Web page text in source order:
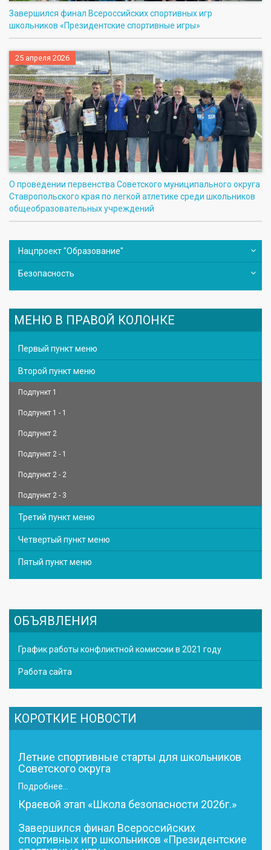
Завершился финал Всероссийских спортивных игр
школьников «Президентские спортивные игры»
25 апреля 2026
О проведении первенства Советского муниципального округа
Ставропольского края по легкой атлетике среди школьников
общеобразовательных учреждений
Нацпроект "Образование"
Безопасность
МЕНЮ В ПРАВОЙ КОЛОНКЕ
Первый пункт меню
Второй пункт меню
Подпункт 1
Подпункт 1 - 1
Подпункт 2
Подпункт 2 - 1
Подпункт 2 - 2
Подпункт 2 - 3
Третий пункт меню
Четвертый пункт меню
Пятый пункт меню
ОБЪЯВЛЕНИЯ
График работы конфликтной комиссии в 2021 году
Работа сайта
КОРОТКИЕ НОВОСТИ
Летние спортивные старты для школьников
Советского округа
Подробнее...
Краевой этап «Школа безопасности 2026г.»
Завершился финал Всероссийских
спортивных игр школьников «Президентские